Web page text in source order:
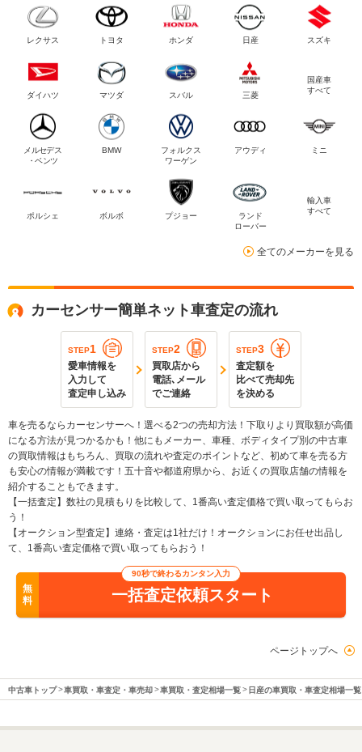
レクサス トヨタ ホンダ 日産 スズキ
ダイハツ マツダ スバル 三菱
国産車
すべて
メルセデス
・ベンツ
BMW
フォルクス
ワーゲン
アウディ ミニ
ポルシェ ボルボ プジョー
ランド
ローバー
輸入車
すべて
全てのメーカーを見る
カーセンサー簡単ネット車査定の流れ
STEP1
愛車情報を
入力して
査定申し込み
STEP2
買取店から
電話､メール
でご連絡
STEP3
査定額を
比べて売却先
を決める
車を売るならカーセンサーへ！選べる2つの売却方法！下取りより買取額が高価
になる方法が見つかるかも！他にもメーカー、車種、ボディタイプ別の中古車
の買取情報はもちろん、買取の流れや査定のポイントなど、初めて車を売る方
も安心の情報が満載です！五十音や都道府県から、お近くの買取店舗の情報を
紹介することもできます。
【一括査定】数社の見積もりを比較して、1番高い査定価格で買い取ってもらお
う！
【オークション型査定】連絡・査定は1社だけ！オークションにお任せ出品し
て、1番高い査定価格で買い取ってもらおう！
無
料
90秒で終わるカンタン入力
一括査定依頼スタート
ページトップへ
中古車トップ 車買取・車査定・車売却 車買取・査定相場一覧 日産の車買取・車査定相場一覧